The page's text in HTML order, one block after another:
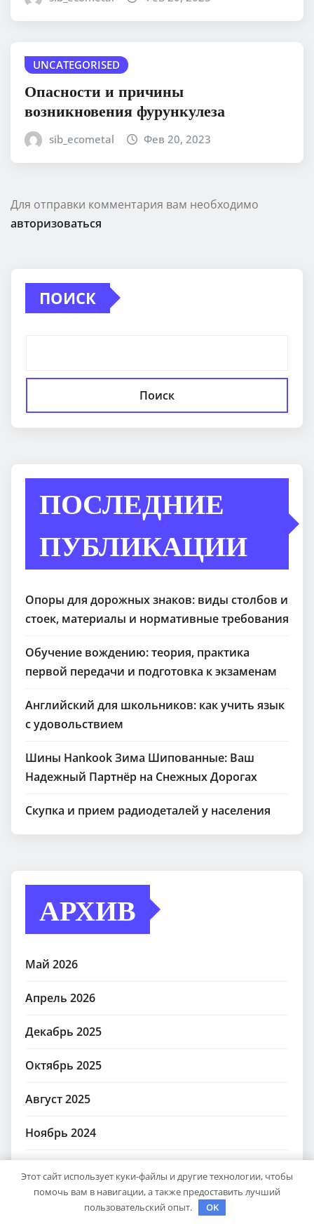
UNCATEGORISED
Опасности и причины
возникновения фурункулеза
sib_ecometal Фев 20, 2023
Для отправки комментария вам необходимо
авторизоваться
ПОИСК
Поиск
ПОСЛЕДНИЕ
ПУБЛИКАЦИИ
Опоры для дорожных знаков: виды столбов и
стоек, материалы и нормативные требования
Обучение вождению: теория, практика
первой передачи и подготовка к экзаменам
Английский для школьников: как учить язык
с удовольствием
Шины Hankook Зима Шипованные: Ваш
Надежный Партнёр на Снежных Дорогах
Скупка и прием радиодеталей у населения
АРХИВ
Май 2026
Апрель 2026
Декабрь 2025
Октябрь 2025
Август 2025
Ноябрь 2024
Сентябрь 2024
Этот сайт использует куки-файлы и другие технологии, чтобы
помочь вам в навигации, а также предоставить лучший
пользовательский опыт.
OK